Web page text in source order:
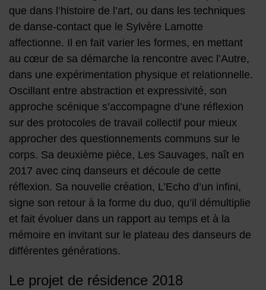
que dans l’histoire de l’art, ou dans les techniques
de danse-contact que le Sylvère Lamotte
affectionne. Il en fait varier les formes, en mettant
au cœur de sa démarche la rencontre avec l’Autre,
dans une expérimentation physique et relationnelle.
Oscillant entre abstraction et expressivité, son
approche scénique s’accompagne d’une réflexion
sur des protocoles de travail collectif pour mieux
approcher des questionnements communs sur le
corps. Sa deuxième pièce, Les Sauvages, naît en
2017 avec cinq danseurs et découle de cette
réflexion. Sa nouvelle création, L’Echo d’un infini,
signe son retour à la forme du duo, qu’il démultiplie
et fait évoluer dans un rapport au temps et à la
mémoire en invitant sur le plateau des danseurs de
différentes générations.
Le projet de résidence 2018